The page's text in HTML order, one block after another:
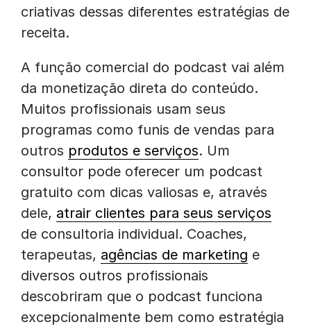
criativas dessas diferentes estratégias de
receita.
A função comercial do podcast vai além
da monetização direta do conteúdo.
Muitos profissionais usam seus
programas como funis de vendas para
outros produtos e serviços. Um
consultor pode oferecer um podcast
gratuito com dicas valiosas e, através
dele, atrair clientes para seus serviços
de consultoria individual. Coaches,
terapeutas, agências de marketing e
diversos outros profissionais
descobriram que o podcast funciona
excepcionalmente bem como estratégia